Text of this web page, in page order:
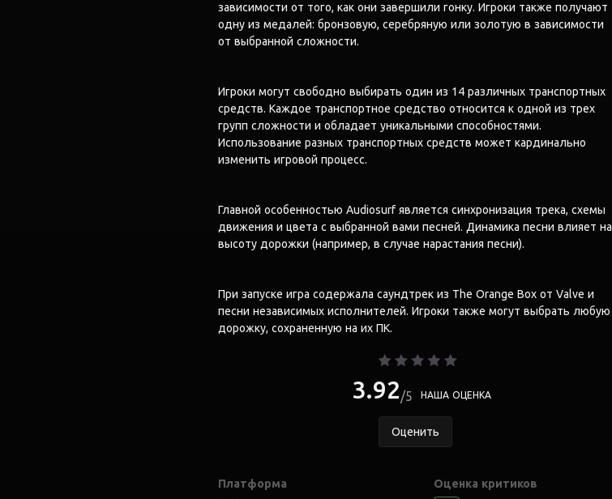
зависимости от того, как они завершили гонку. Игроки также получают
одну из медалей: бронзовую, серебряную или золотую в зависимости
от выбранной сложности.
Игроки могут свободно выбирать один из 14 различных транспортных
средств. Каждое транспортное средство относится к одной из трех
групп сложности и обладает уникальными способностями.
Использование разных транспортных средств может кардинально
изменить игровой процесс.
Главной особенностью Audiosurf является синхронизация трека, схемы
движения и цвета с выбранной вами песней. Динамика песни влияет на
высоту дорожки (например, в случае нарастания песни).
При запуске игра содержала саундтрек из The Orange Box от Valve и
песни независимых исполнителей. Игроки также могут выбрать любую
дорожку, сохраненную на их ПК.
3.92 5 НАША ОЦЕНКА
Оценить
Платформа
Оценка критиков